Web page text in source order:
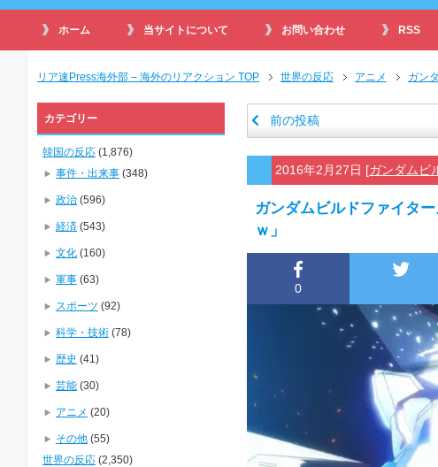
ホーム 当サイトについて お問い合わせ RSS
リア速Press海外部 – 海外のリアクション TOP 世界の反応 アニメ ガン
前の投稿
2016年2月27日 [ガンダムビ
ガンダムビルドファイタ
ｗ」
0
カテゴリー
韓国の反応 (1,876)
事件・出来事 (348)
政治 (596)
経済 (543)
文化 (160)
軍事 (63)
スポーツ (92)
科学・技術 (78)
歴史 (41)
芸能 (30)
アニメ (20)
その他 (55)
世界の反応 (2,350)